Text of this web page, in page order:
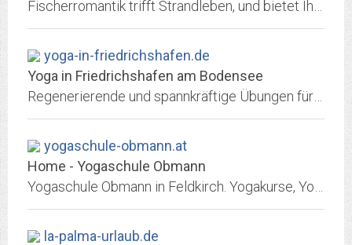
yoga-in-friedrichshafen.de
Yoga in Friedrichshafen am Bodensee
yogaschule-obmann.at
Home - Yogaschule Obmann
la-palma-urlaub.de